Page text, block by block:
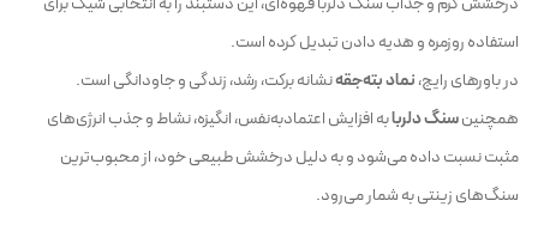
استفاده روزمره و هدیه دادن تبدیل کرده است.
در باورهای رایج،نماد بته‌جقهنشانه برکت، رشد، زندگی و جاودانگی است.
همچنینسنگ دلربابه افزایش اعتمادبه‌نفس، انگیزه، نشاط و جذب انرژی‌های
مثبت نسبت داده می‌شود و به دلیل درخشش طبیعی خود، از محبوب‌ترین
سنگ‌های زینتی به شمار می‌رود.